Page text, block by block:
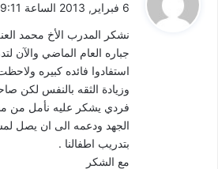
ل
6 فبراير, 2013 الساعة 9:11 م
نشكر المدرب الأخ محمد
جباره العام الماضي والآن
استفادوا فائده كبيره
وزيادة الثقه بالنفس لكن
فردي يشكر عليه نأمل من
الجهد ودعمه الى ان يصل
بتدريب اطفالنا .
مع الشكر